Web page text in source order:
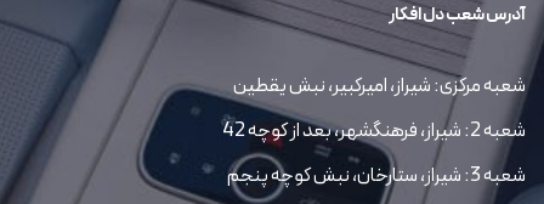
آدرس شعب دل افکار
شعبه مرکزی: شیراز، امیرکبیر، نبش یقطین
شعبه 2: شیراز، فرهنگشهر، بعد از کوچه 42
شعبه 3: شیراز، ستارخان، نبش کوچه پنجم